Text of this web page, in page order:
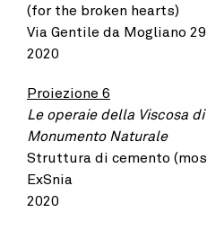
(for the broken hearts)
Via Gentile da Mogliano
2020
Proiezione 6
Le operaie della Viscosa
Monumento Naturale
Struttura di cemento
ExSnia
2020